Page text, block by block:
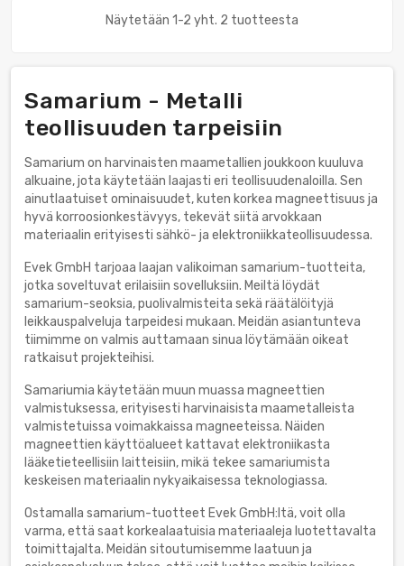
Näytetään 1-2 yht. 2 tuotteesta
Samarium - Metalli
teollisuuden tarpeisiin
Samarium on harvinaisten maametallien joukkoon kuuluva
alkuaine, jota käytetään laajasti eri teollisuudenaloilla. Sen
ainutlaatuiset ominaisuudet, kuten korkea magneettisuus ja
hyvä korroosionkestävyys, tekevät siitä arvokkaan
materiaalin erityisesti sähkö- ja elektroniikkateollisuudessa.
Evek GmbH tarjoaa laajan valikoiman samarium-tuotteita,
jotka soveltuvat erilaisiin sovelluksiin. Meiltä löydät
samarium-seoksia, puolivalmisteita sekä räätälöityjä
leikkauspalveluja tarpeidesi mukaan. Meidän asiantunteva
tiimimme on valmis auttamaan sinua löytämään oikeat
ratkaisut projekteihisi.
Samariumia käytetään muun muassa magneettien
valmistuksessa, erityisesti harvinaisista maametalleista
valmistetuissa voimakkaissa magneeteissa. Näiden
magneettien käyttöalueet kattavat elektroniikasta
lääketieteellisiin laitteisiin, mikä tekee samariumista
keskeisen materiaalin nykyaikaisessa teknologiassa.
Ostamalla samarium-tuotteet Evek GmbH:ltä, voit olla
varma, että saat korkealaatuisia materiaaleja luotettavalta
toimittajalta. Meidän sitoutumisemme laatuun ja